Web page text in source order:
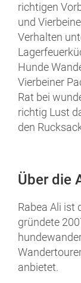
richtigen
und
Verhalten
Hunde
Vierbeiner
Rat bei
richtig Lust
den
Über die
Rabea Ali ist
gründete
anbietet.